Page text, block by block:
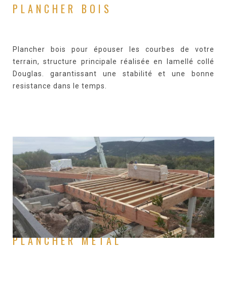
PLANCHER BOIS
Plancher bois pour épouser les courbes de votre
terrain, structure principale réalisée en lamellé collé
Douglas. garantissant une stabilité et une bonne
resistance dans le temps.
PLANCHER METAL
Plancher métal réalisé pour des structures techniques,
permettant de gérer de grand porte a faux